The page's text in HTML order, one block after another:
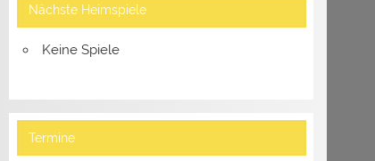
Nächste Heimspiele
Keine Spiele
Termine